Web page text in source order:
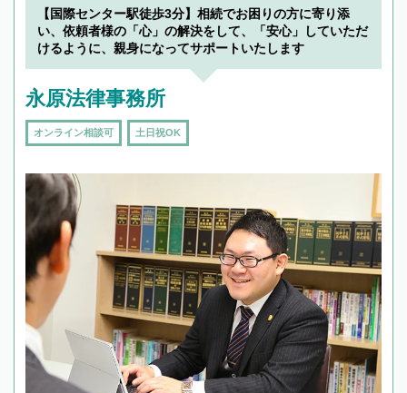
【国際センター駅徒歩3分】相続でお困りの方に寄り添
い、依頼者様の「心」の解決をして、「安心」していただ
けるように、親身になってサポートいたします
永原法律事務所
オンライン相談可 土日祝OK